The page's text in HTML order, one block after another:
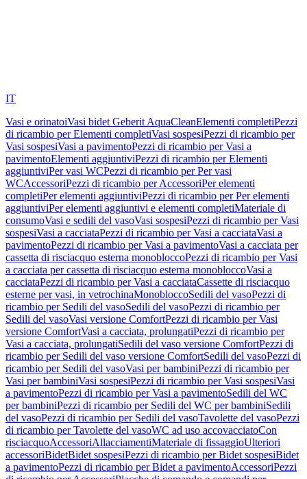
IT
Vasi e orinatoiVasi bidet Geberit AquaCleanElementi completiPezzi
di ricambio per Elementi completiVasi sospesiPezzi di ricambio per
Vasi sospesiVasi a pavimentoPezzi di ricambio per Vasi a
pavimentoElementi aggiuntiviPezzi di ricambio per Elementi
aggiuntiviPer vasi WCPezzi di ricambio per Per vasi
WCAccessoriPezzi di ricambio per AccessoriPer elementi
completiPer elementi aggiuntiviPezzi di ricambio per Per elementi
aggiuntiviPer elementi aggiuntivi e elementi completiMateriale di
consumoVasi e sedili del vasoVasi sospesiPezzi di ricambio per Vasi
sospesiVasi a cacciataPezzi di ricambio per Vasi a cacciataVasi a
pavimentoPezzi di ricambio per Vasi a pavimentoVasi a cacciata per
cassetta di risciacquo esterna monobloccoPezzi di ricambio per Vasi
a cacciata per cassetta di risciacquo esterna monobloccoVasi a
cacciataPezzi di ricambio per Vasi a cacciataCassette di risciacquo
esterne per vasi, in vetrochinaMonobloccoSedili del vasoPezzi di
ricambio per Sedili del vasoSedili del vasoPezzi di ricambio per
Sedili del vasoVasi versione ComfortPezzi di ricambio per Vasi
versione ComfortVasi a cacciata, prolungatiPezzi di ricambio per
Vasi a cacciata, prolungatiSedili del vaso versione ComfortPezzi di
ricambio per Sedili del vaso versione ComfortSedili del vasoPezzi di
ricambio per Sedili del vasoVasi per bambiniPezzi di ricambio per
Vasi per bambiniVasi sospesiPezzi di ricambio per Vasi sospesiVasi
a pavimentoPezzi di ricambio per Vasi a pavimentoSedili del WC
per bambiniPezzi di ricambio per Sedili del WC per bambiniSedili
del vasoPezzi di ricambio per Sedili del vasoTavolette del vasoPezzi
di ricambio per Tavolette del vasoWC ad uso accovacciatoCon
risciacquoAccessoriAllacciamentiMateriale di fissaggioUlteriori
accessoriBidetBidet sospesiPezzi di ricambio per Bidet sospesiBidet
a pavimentoPezzi di ricambio per Bidet a pavimentoAccessoriPezzi